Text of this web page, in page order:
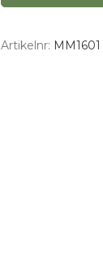
Artikelnr: MM1601